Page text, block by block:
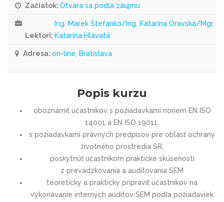
Začiatok: Otvára sa podľa záujmu
Lektori:
Ing. Marek Štefanko/Ing. Katarína Oravská/Mgr.
Katarína Hlavatá
Adresa: on-line, Bratislava
Popis kurzu
oboznámiť účastníkov s požiadavkami noriem EN ISO
14001 a EN ISO 19011,
s požiadavkami právnych predpisov pre oblasť ochrany
životného prostredia SR,
poskytnúť účastníkom praktické skúsenosti
z prevádzkovania a auditovania SEM
teoreticky a prakticky pripraviť účastníkov na
vykonávanie interných auditov SEM podľa požiadaviek